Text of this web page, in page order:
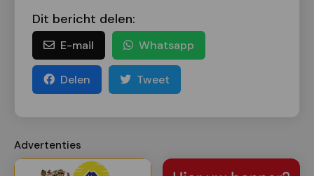
Dit bericht delen:
E-mail Whatsapp
Delen Tweet
Advertenties